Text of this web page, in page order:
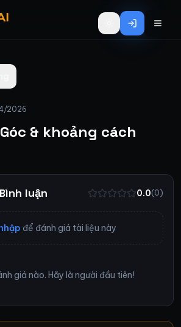
2026
& khoảng cách
luận 0.0(0)
để đánh giá tài liệu này
giá nào. Hãy là người đầu tiên!